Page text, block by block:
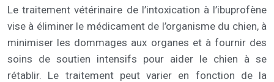
Le traitement vétérinaire de l’intoxication à l’ibuprofène
vise à éliminer le médicament de l’organisme du chien, à
minimiser les dommages aux organes et à fournir des
soins de soutien intensifs pour aider le chien à se
rétablir. Le traitement peut varier en fonction de la